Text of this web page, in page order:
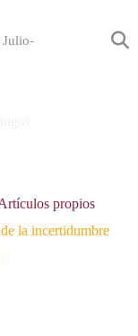
propios
la incertidumbre